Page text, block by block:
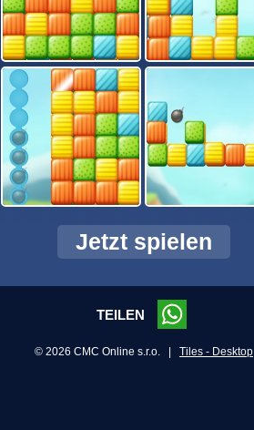
Jetzt spielen
TEILEN
© 2026 CMC Online s.r.o. | Tiles - Desktop